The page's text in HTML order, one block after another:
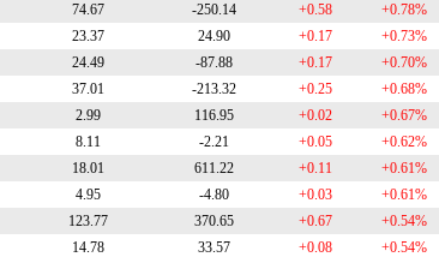
74.67 -250.14 +0.58 +0.78%
23.37 24.90 +0.17 +0.73%
24.49 -87.88 +0.17 +0.70%
37.01 -213.32 +0.25 +0.68%
2.99 116.95 +0.02 +0.67%
8.11 -2.21 +0.05 +0.62%
18.01 611.22 +0.11 +0.61%
4.95 -4.80 +0.03 +0.61%
123.77 370.65 +0.67 +0.54%
14.78 33.57 +0.08 +0.54%